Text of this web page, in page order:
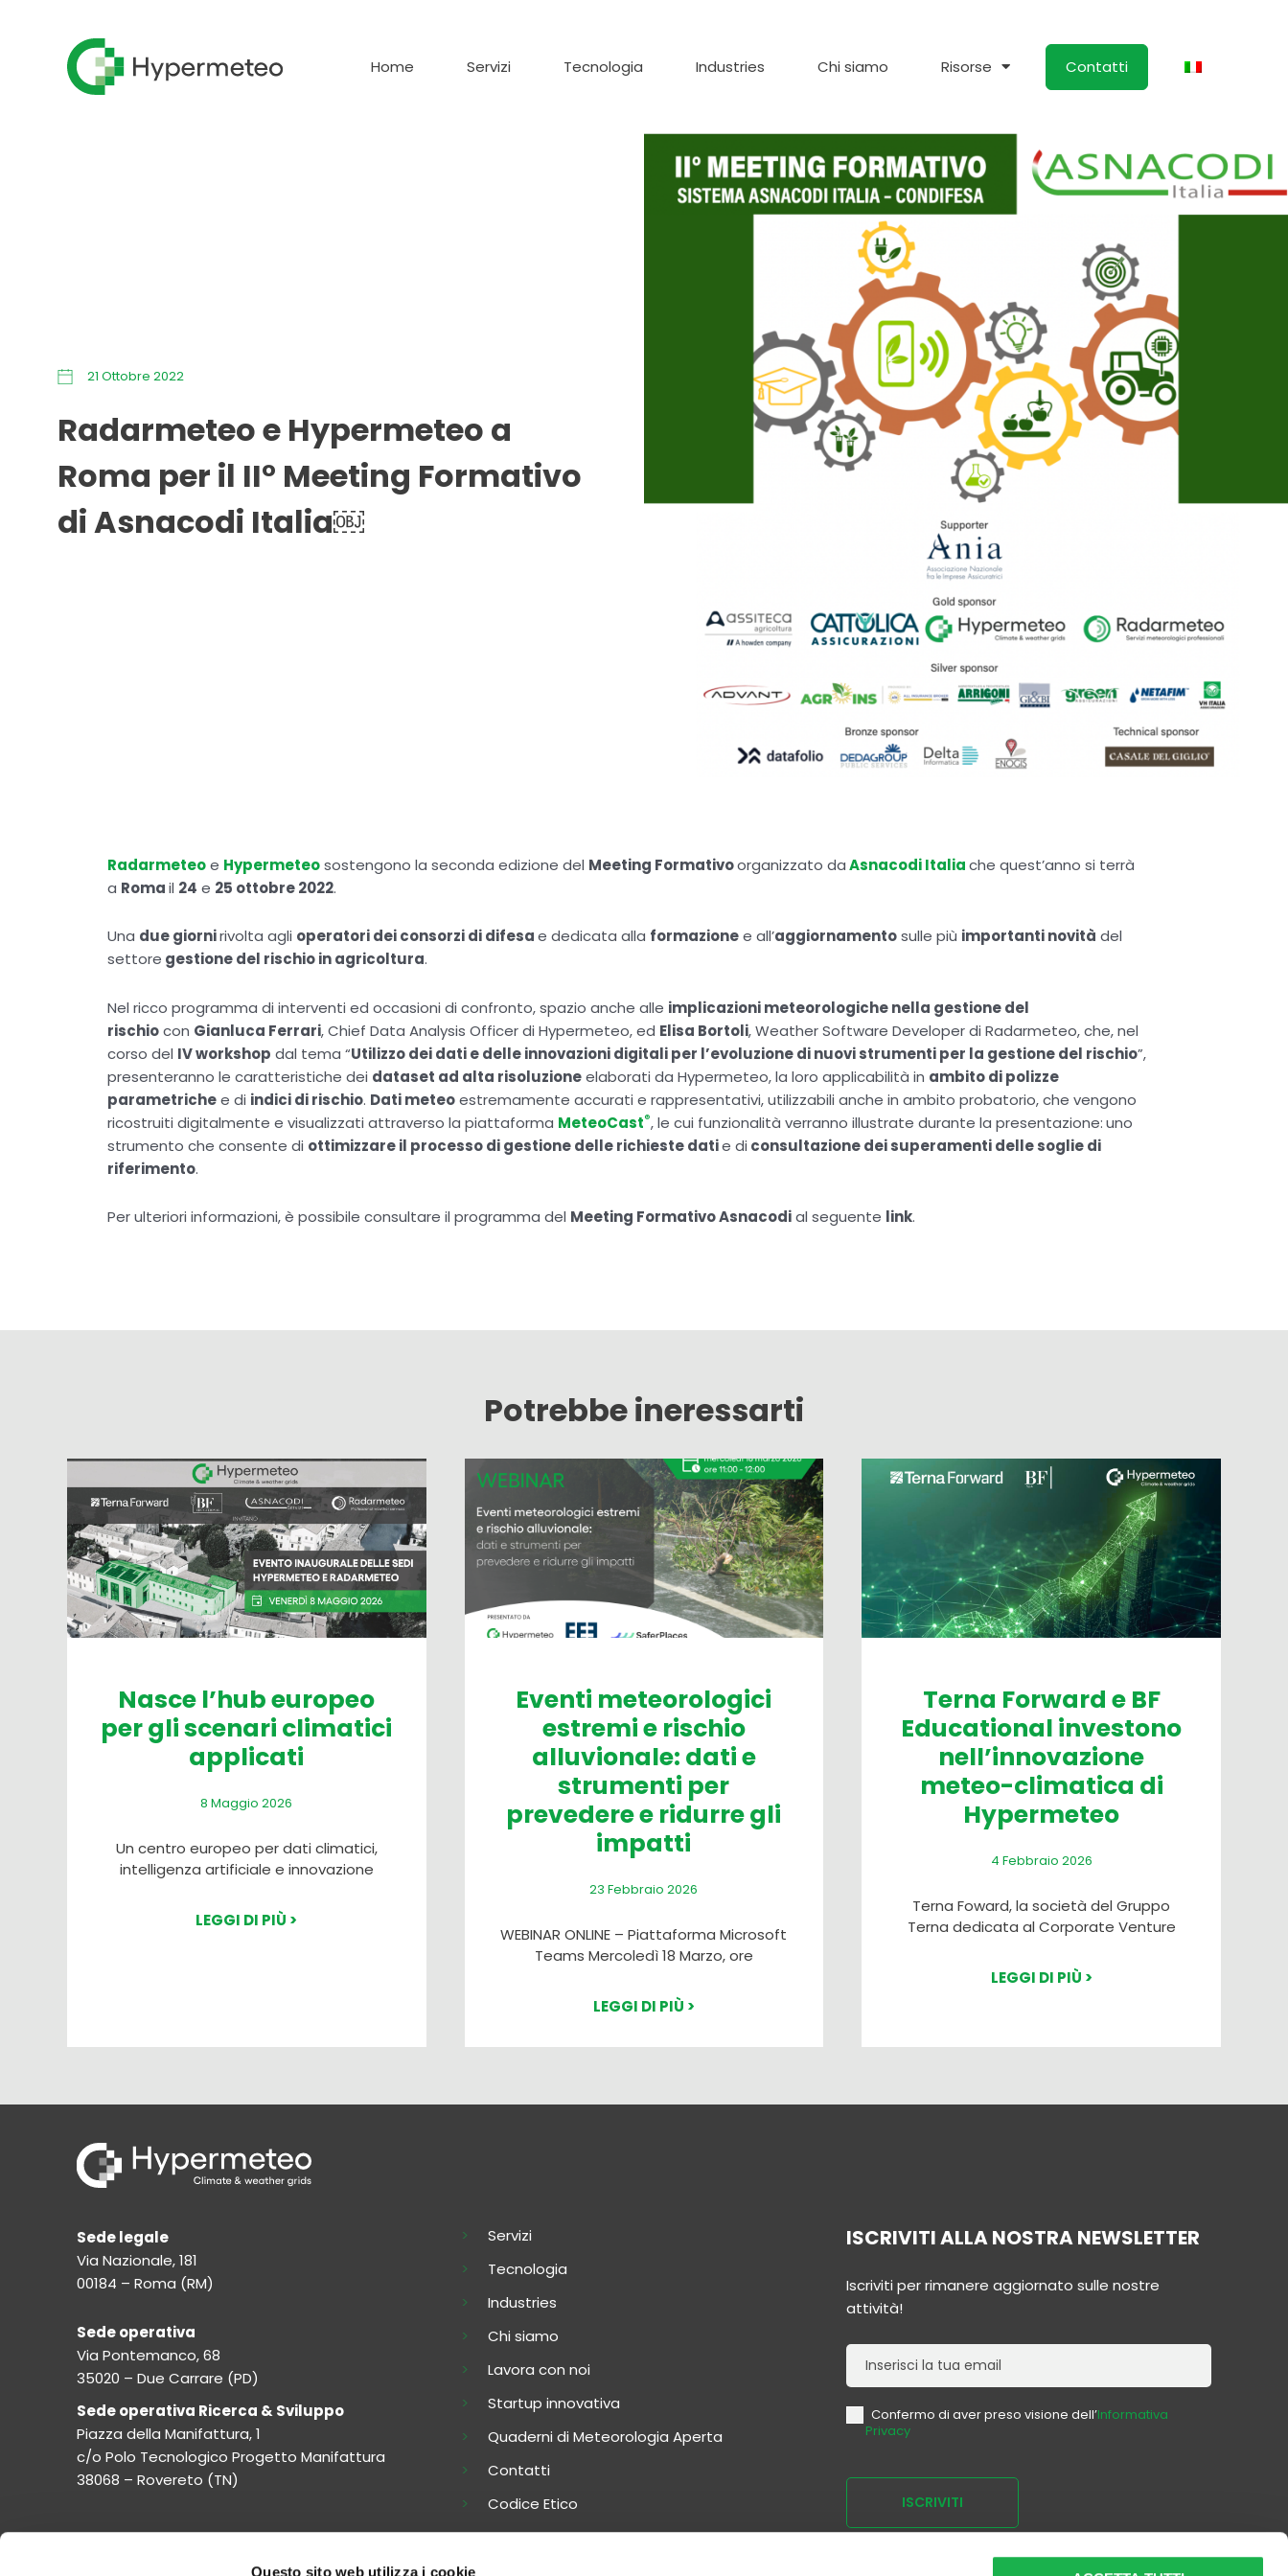
Questo sito web utilizza i cookie
Home Servizi Tecnologia Industries Chi siamo Risorse Contatti
21 Ottobre 2022
Radarmeteo e Hypermeteo a
Roma per il II° Meeting Formativo
di Asnacodi Italia￼
Radarmeteoe Hypermeteosostengono la seconda edizione del Meeting Formativoorganizzato daAsnacodi Italiache quest’anno si terrà
a Romail 24 e 25 ottobre 2022.
Una due giornirivolta agli operatori dei consorzi di difesae dedicata alla formazionee all’aggiornamentosulle più importanti novità del
settore gestione del rischio in agricoltura.
Nel ricco programma di interventi ed occasioni di confronto, spazio anche alle implicazioni meteorologiche nella gestione del
rischiocon Gianluca Ferrari, Chief Data Analysis Officer di Hypermeteo, ed Elisa Bortoli, Weather Software Developer di Radarmeteo, che, nel
corso del IV workshop dal tema “Utilizzo dei dati e delle innovazioni digitali per l’evoluzione di nuovi strumenti per la gestione del rischio”,
presenteranno le caratteristiche dei dataset ad alta risoluzioneelaborati da Hypermeteo, la loro applicabilità in ambito di polizze
parametrichee di indici di rischio. Dati meteoestremamente accurati e rappresentativi, utilizzabili anche in ambito probatorio, che vengono
ricostruiti digitalmente e visualizzati attraverso la piattaforma MeteoCast®, le cui funzionalità verranno illustrate durante la presentazione:uno
strumento che consente di ottimizzare il processo di gestione delle richieste datie di consultazione dei superamenti delle soglie di
riferimento.
Per ulteriori informazioni, è possibile consultare il programma del Meeting Formativo Asnacodial seguente link.
Potrebbe ineressarti
Nasce l’hub europeo
per gli scenari climatici
applicati
8 Maggio 2026
Un centro europeo per dati climatici,
intelligenza artificiale e innovazione
LEGGI DI PIÙ >
Eventi meteorologici
estremi e rischio
alluvionale: dati e
strumenti per
prevedere e ridurre gli
impatti
23 Febbraio 2026
WEBINAR ONLINE – Piattaforma Microsoft
Teams Mercoledì 18 Marzo, ore
LEGGI DI PIÙ >
Terna Forward e BF
Educational investono
nell’innovazione
meteo-climatica di
Hypermeteo
4 Febbraio 2026
Terna Foward, la società del Gruppo
Terna dedicata al Corporate Venture
LEGGI DI PIÙ >
Sede legale
Via Nazionale, 181
00184 – Roma (RM)
Sede operativa
Via Pontemanco, 68
35020 – Due Carrare (PD)
Sede operativa Ricerca & Sviluppo
Piazza della Manifattura, 1
c/o Polo Tecnologico Progetto Manifattura
38068 – Rovereto (TN)
Servizi
Tecnologia
Industries
Chi siamo
Lavora con noi
Startup innovativa
Quaderni di Meteorologia Aperta
Contatti
Codice Etico
ISCRIVITI ALLA NOSTRA NEWSLETTER
Iscriviti per rimanere aggiornato sulle nostre
attività!
Newsletter
Confermo di aver preso visione dell’Informativa
Privacy
ISCRIVITI